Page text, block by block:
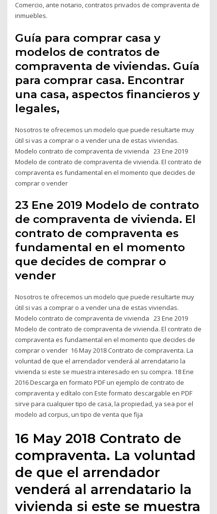
Comercio, ante notario, contratos privados de compraventa de
inmuebles.
Guía para comprar casa y
modelos de contratos de
compraventa de viviendas. Guía
para comprar casa. Encontrar
una casa, aspectos financieros y
legales,
Nosotros te ofrecemos un modelo que puede resultarte muy
útil si vas a comprar o a vender una de estas viviendas.
Modelo contrato de compraventa de vivienda 23 Ene 2019
Modelo de contrato de compraventa de vivienda. El contrato de
compraventa es fundamental en el momento que decides de
comprar o vender
23 Ene 2019 Modelo de contrato
de compraventa de vivienda. El
contrato de compraventa es
fundamental en el momento
que decides de comprar o
vender
Nosotros te ofrecemos un modelo que puede resultarte muy
útil si vas a comprar o a vender una de estas viviendas.
Modelo contrato de compraventa de vivienda 23 Ene 2019
Modelo de contrato de compraventa de vivienda. El contrato de
compraventa es fundamental en el momento que decides de
comprar o vender 16 May 2018 Contrato de compraventa. La
voluntad de que el arrendador venderá al arrendatario la
vivienda si este se muestra interesado en su compra. 18 Ene
2016 Descarga en formato PDF un ejemplo de contrato de
compraventa y edítalo con Este formato descargable en PDF
sirve para cualquier tipo de casa, la propiedad, ya sea por el
modelo ad corpus, un tipo de venta que fija
16 May 2018 Contrato de
compraventa. La voluntad
de que el arrendador
venderá al arrendatario la
vivienda si este se muestra